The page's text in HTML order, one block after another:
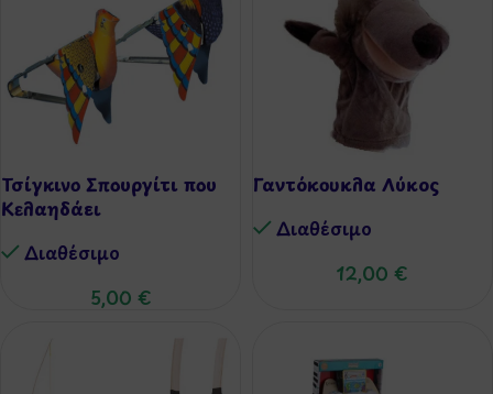
Τσίγκινο Σπουργίτι που
Κελαηδάει
Διαθέσιμo
5,00 €
Γαντόκουκλα Λύκος
Διαθέσιμo
12,00 €